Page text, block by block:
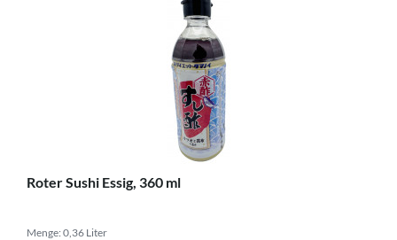
Roter Sushi Essig, 360 ml
Menge: 0,36 Liter